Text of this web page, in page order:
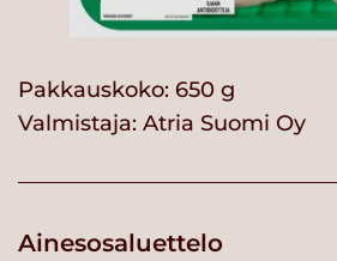
Pakkauskoko: 650 g
Valmistaja: Atria Suomi Oy
Ainesosaluettelo